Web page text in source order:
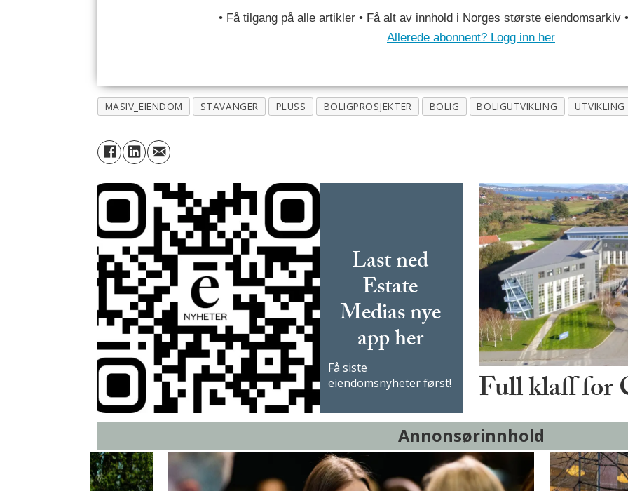
• Få tilgang på alle artikler • Få alt av innhold i Norges største eiendomsarkiv
Allerede abonnent? Logg inn her
MASIV_EIENDOM STAVANGER PLUSS BOLIGPROSJEKTER BOLIG BOLIGUTVIKLING UTVIKLING
Last ned
Estate
Medias nye
app her
Få siste
eiendomsnyheter først!
Full klaff for
Annonsørinnhold